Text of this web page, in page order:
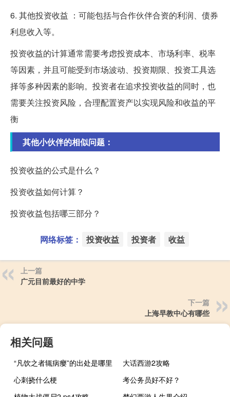
6. 其他投资收益 ：可能包括与合作伙伴合资的利润、债券
利息收入等。
投资收益的计算通常需要考虑投资成本、市场利率、税率
等因素，并且可能受到市场波动、投资期限、投资工具选
择等多种因素的影响。投资者在追求投资收益的同时，也
需要关注投资风险，合理配置资产以实现风险和收益的平
衡
其他小伙伴的相似问题：
投资收益的公式是什么？
投资收益如何计算？
投资收益包括哪三部分？
网络标签： 投资收益 投资者 收益
上一篇
广元目前最好的中学
下一篇
上海早教中心有哪些
相关问题
“凡饮之者辄病瘿”的出处是哪里
大话西游2攻略
心刺挠什么梗
考公务员好不好？